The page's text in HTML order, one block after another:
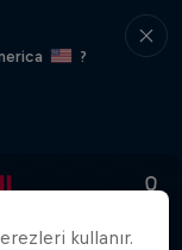
?
kullanır.